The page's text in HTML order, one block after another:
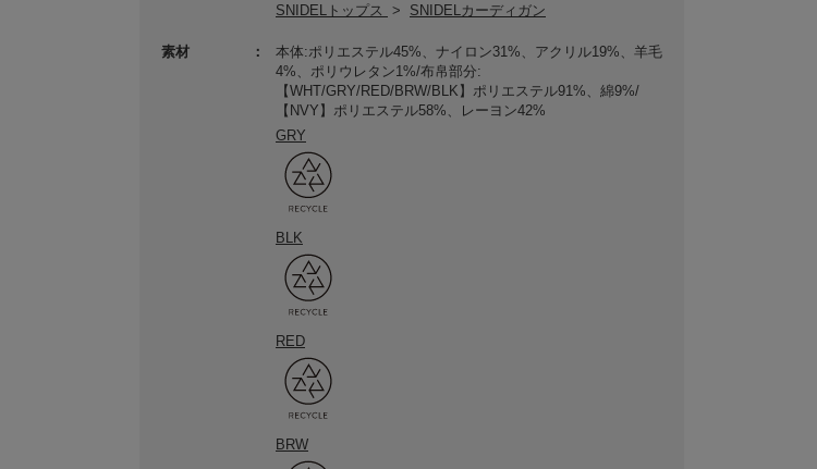
SNIDELトップス
> SNIDELカーディガン
素材
本体:ポリエステル45%、ナイロン31%、アクリル19%、羊毛
4%、ポリウレタン1%/布帛部分:
【WHT/GRY/RED/BRW/BLK】ポリエステル91%、綿9%/
【NVY】ポリエステル58%、レーヨン42%
GRY
BLK
RED
BRW